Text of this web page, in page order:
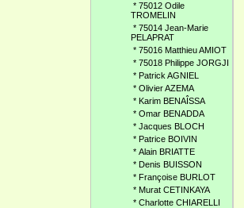
* 75012 Odile
TROMELIN
* 75014 Jean-Marie
PELAPRAT
* 75016 Matthieu AMIOT
* 75018 Philippe JORGJI
* Patrick AGNIEL
* Olivier AZEMA
* Karim BENAÎSSA
* Omar BENADDA
* Jacques BLOCH
* Patrice BOIVIN
* Alain BRIATTE
* Denis BUISSON
* Françoise BURLOT
* Murat CETINKAYA
* Charlotte CHIARELLI